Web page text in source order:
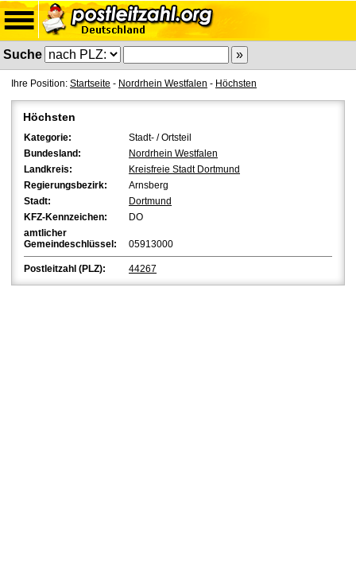
Suche
Ihre Position: Startseite - Nordrhein Westfalen - Höchsten
Höchsten
Kategorie:
Stadt- / Ortsteil
Bundesland:
Nordrhein Westfalen
Landkreis:
Kreisfreie Stadt Dortmund
Regierungsbezirk:
Arnsberg
Stadt:
Dortmund
KFZ-Kennzeichen:
DO
amtlicher
Gemeindeschlüssel:
05913000
Postleitzahl (PLZ): 44267